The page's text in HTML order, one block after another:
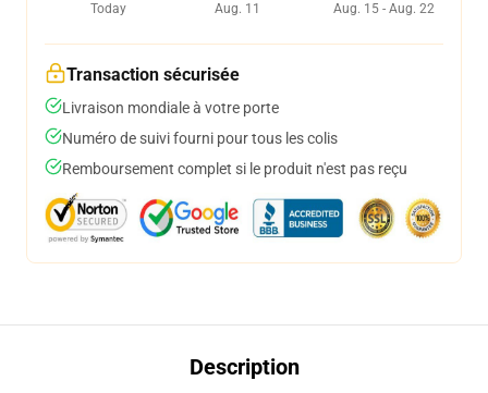
Today
Aug. 11
Aug. 15 - Aug. 22
Transaction sécurisée
Livraison mondiale à votre porte
Numéro de suivi fourni pour tous les colis
Remboursement complet si le produit n'est pas reçu
Description